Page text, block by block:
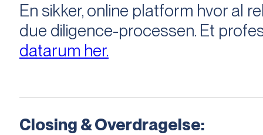
En sikker, online platform hvor al
due diligence-processen. Et
datarum her.
Closing & Overdragelse: